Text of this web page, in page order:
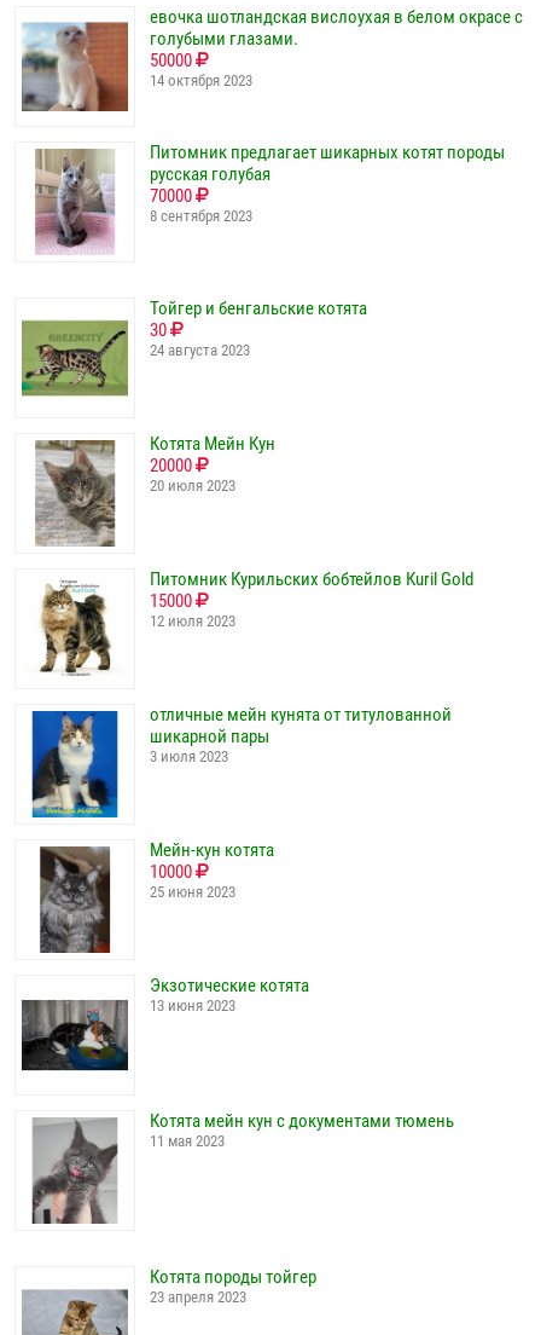
евочка шотландская вислоухая в белом окрасе с
голубыми глазами.
50000
14 октября 2023
Питомник предлагает шикарных котят породы
русская голубая
70000
8 сентября 2023
Тойгер и бенгальские котята
30
24 августа 2023
Котята Мейн Кун
20000
20 июля 2023
Питомник Курильских бобтейлов Кuril Gold
15000
12 июля 2023
отличные мейн кунята от титулованной
шикарной пары
3 июля 2023
Мейн-кун котята
10000
25 июня 2023
Экзотические котята
13 июня 2023
Котята мейн кун с документами тюмень
11 мая 2023
Котята породы тойгер
23 апреля 2023